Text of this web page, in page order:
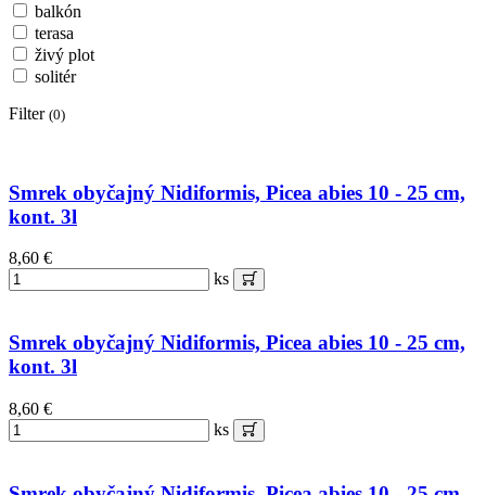
balkón
terasa
živý plot
solitér
Filter (0)
Smrek obyčajný Nidiformis, Picea abies 10 - 25 cm,
kont. 3l
8,60 €
ks
Smrek obyčajný Nidiformis, Picea abies 10 - 25 cm,
kont. 3l
8,60 €
ks